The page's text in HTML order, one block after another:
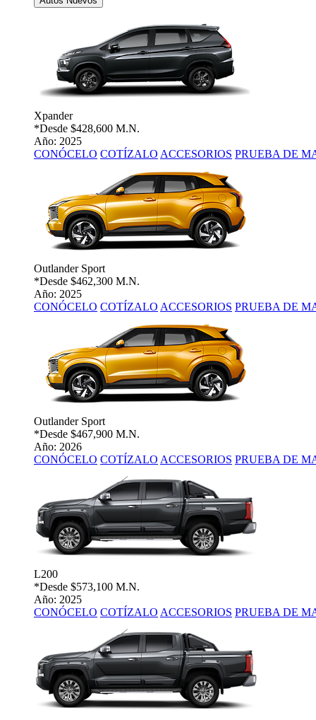
Xpander
*Desde $428,600 M.N.
Año: 2025
CONÓCELO COTÍZALO ACCESORIOS PRUEBA DE
Outlander Sport
*Desde $462,300 M.N.
Año: 2025
CONÓCELO COTÍZALO ACCESORIOS PRUEBA DE
Outlander Sport
*Desde $467,900 M.N.
Año: 2026
CONÓCELO COTÍZALO ACCESORIOS PRUEBA DE
L200
*Desde $573,100 M.N.
Año: 2025
CONÓCELO COTÍZALO ACCESORIOS PRUEBA DE